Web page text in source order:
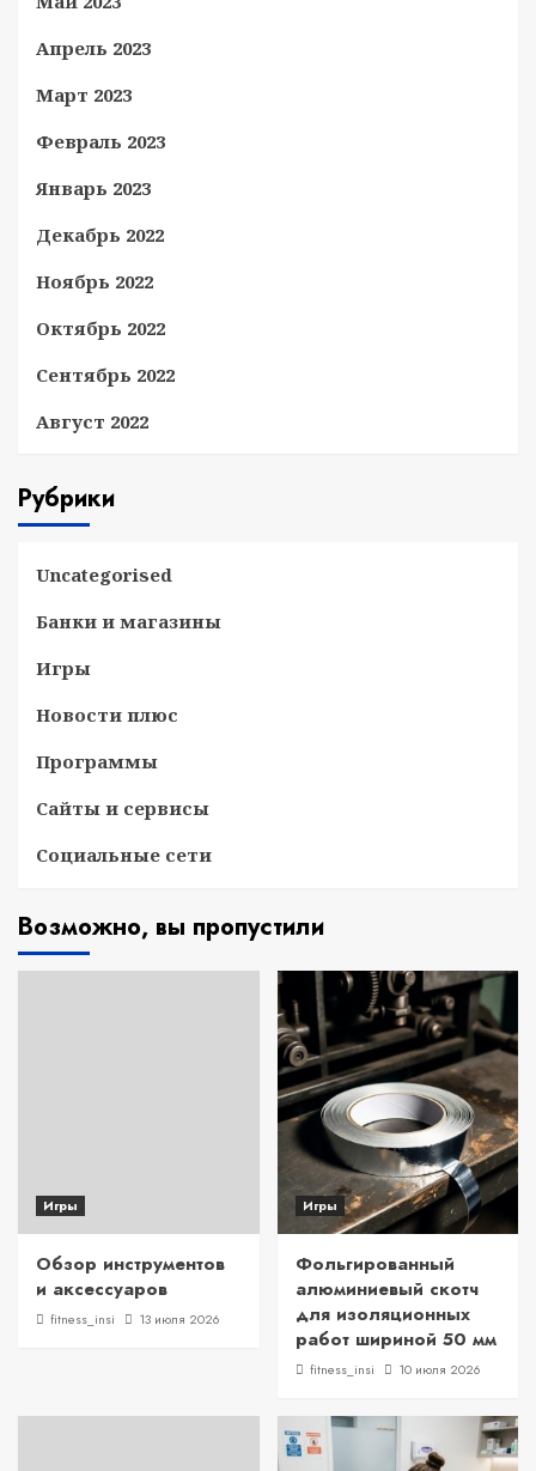
Апрель 2023
Март 2023
Февраль 2023
Январь 2023
Декабрь 2022
Ноябрь 2022
Октябрь 2022
Сентябрь 2022
Август 2022
Рубрики
Uncategorised
Банки и магазины
Игры
Новости плюс
Программы
Сайты и сервисы
Социальные сети
Возможно, вы пропустили
Игры
Обзор инструментов
и аксессуаров
fitness_insi 13 июля 2026
Игры
Фольгированный
алюминиевый скотч
для изоляционных
работ шириной 50 мм
fitness_insi 10 июля 2026